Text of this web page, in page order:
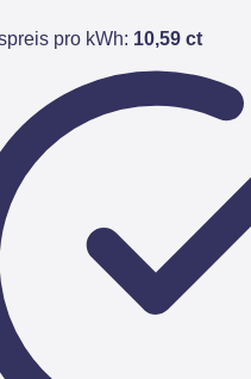
pro kWh: 10,59 ct